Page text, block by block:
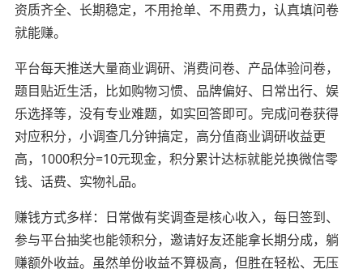
资质齐全、长期稳定，不用抢单、不用费力，认真填问卷
就能赚。
平台每天推送大量商业调研、消费问卷、产品体验问卷，
题目贴近生活，比如购物习惯、品牌偏好、日常出行、娱
乐选择等，没有专业难题，如实回答即可。完成问卷获得
对应积分，小调查几分钟搞定，高分值商业调研收益更
高，1000积分=10元现金，积分累计达标就能兑换微信零
钱、话费、实物礼品。
赚钱方式多样：日常做有奖调查是核心收入，每日签到、
参与平台抽奖也能领积分，邀请好友还能拿长期分成，躺
赚额外收益。虽然单份收益不算极高，但胜在轻松、无压